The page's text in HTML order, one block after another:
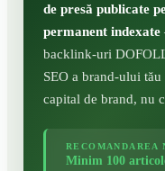
de presă publicate
permanent indexate
backlink-uri
SEO a brand-ului
capital de brand, nu
RECOMANDAREA
Minim 100